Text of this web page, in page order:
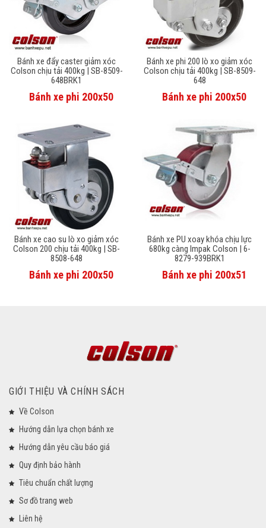
Bánh xe đẩy caster giảm xóc
Colson chịu tải 400kg | SB-8509-
648BRK1
Bánh xe phi 200x50
Bánh xe phi 200 lò xo giảm xóc
Colson chịu tải 400kg | SB-8509-
648
Bánh xe phi 200x50
Bánh xe cao su lò xo giảm xóc
Colson 200 chịu tải 400kg | SB-
8508-648
Bánh xe phi 200x50
Bánh xe PU xoay khóa chịu lực
680kg càng Impak Colson | 6-
8279-939BRK1
Bánh xe phi 200x51
GIỚI THIỆU VÀ CHÍNH SÁCH
Về Colson
Hướng dẫn lựa chọn bánh xe
Hướng dẫn yêu cầu báo giá
Quy định bảo hành
Tiêu chuẩn chất lượng
Sơ đồ trang web
Liên hệ